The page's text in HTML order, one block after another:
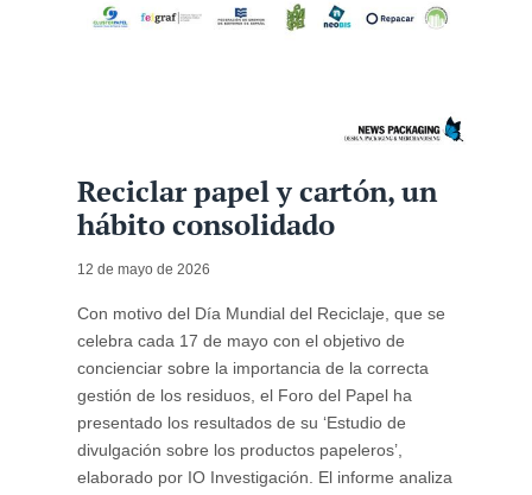
Reciclar papel y cartón, un
hábito consolidado
12 de mayo de 2026
Con motivo del Día Mundial del Reciclaje, que se
celebra cada 17 de mayo con el objetivo de
concienciar sobre la importancia de la correcta
gestión de los residuos, el Foro del Papel ha
presentado los resultados de su ‘Estudio de
divulgación sobre los productos papeleros’,
elaborado por IO Investigación. El informe analiza